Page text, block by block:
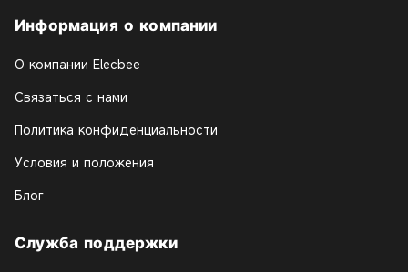
Информация о компании
О компании Elecbee
Связаться с нами
Политика конфиденциальности
Условия и положения
Блог
Служба поддержки